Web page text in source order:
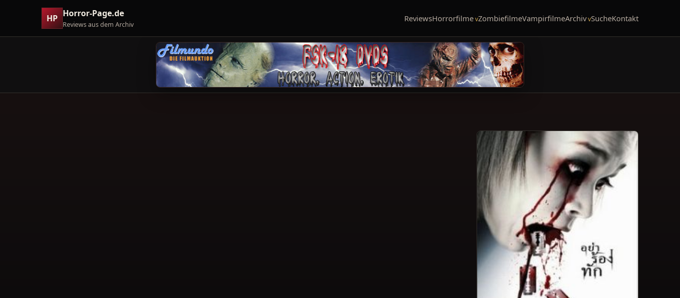
HP Horror-Page.de
Reviews aus dem Archiv
ReviewsHorrorfilme ZombiefilmeVampirfilmeArchiv SucheKontakt